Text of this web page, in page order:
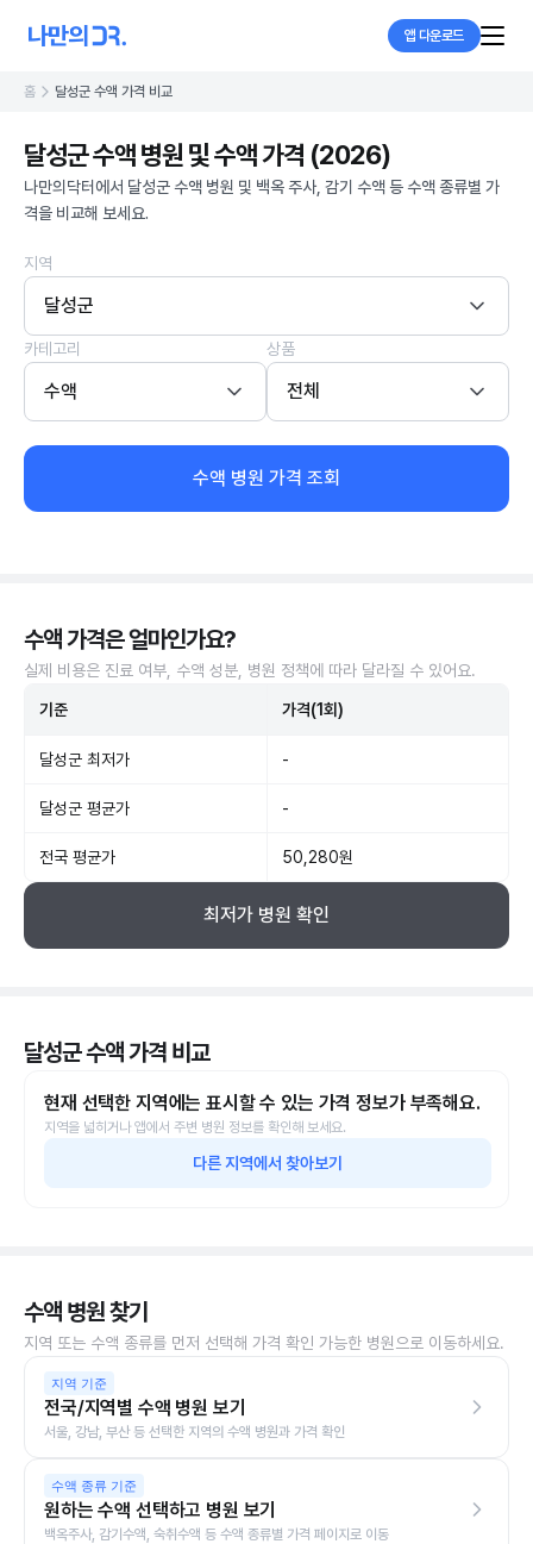
앱 다운로드
홈 달성군 수액 가격 비교
달성군 수액 병원 및 수액 가격 (2026)
나만의닥터에서 달성군 수액 병원 및 백옥 주사, 감기 수액 등 수액 종류별 가
격을 비교해 보세요.
지역
달성군
카테고리
수액
상품
전체
수액 병원 가격 조회
수액 가격은 얼마인가요?
실제 비용은 진료 여부, 수액 성분, 병원 정책에 따라 달라질 수 있어요.
기준 가격(1회)
달성군 최저가 -
달성군 평균가 -
전국 평균가 50,280원
최저가 병원 확인
달성군 수액 가격 비교
현재 선택한 지역에는 표시할 수 있는 가격 정보가 부족해요.
지역을 넓히거나 앱에서 주변 병원 정보를 확인해 보세요.
다른 지역에서 찾아보기
수액 병원 찾기
지역 또는 수액 종류를 먼저 선택해 가격 확인 가능한 병원으로 이동하세요.
지역 기준
전국/지역별 수액 병원 보기
서울, 강남, 부산 등 선택한 지역의 수액 병원과 가격 확인
수액 종류 기준
원하는 수액 선택하고 병원 보기
백옥주사, 감기수액, 숙취수액 등 수액 종류별 가격 페이지로 이동